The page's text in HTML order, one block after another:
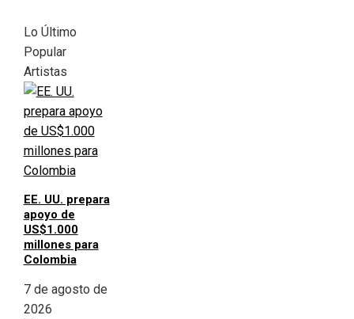
Lo Último
Popular
Artistas
EE. UU. prepara
apoyo de
US$1.000
millones para
Colombia
7 de agosto de
2026